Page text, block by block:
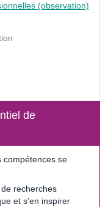
(observation)
de
compétences se
recherches
et s'en inspirer